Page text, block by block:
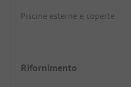
Piscine esterne e coperte
Rifornimento